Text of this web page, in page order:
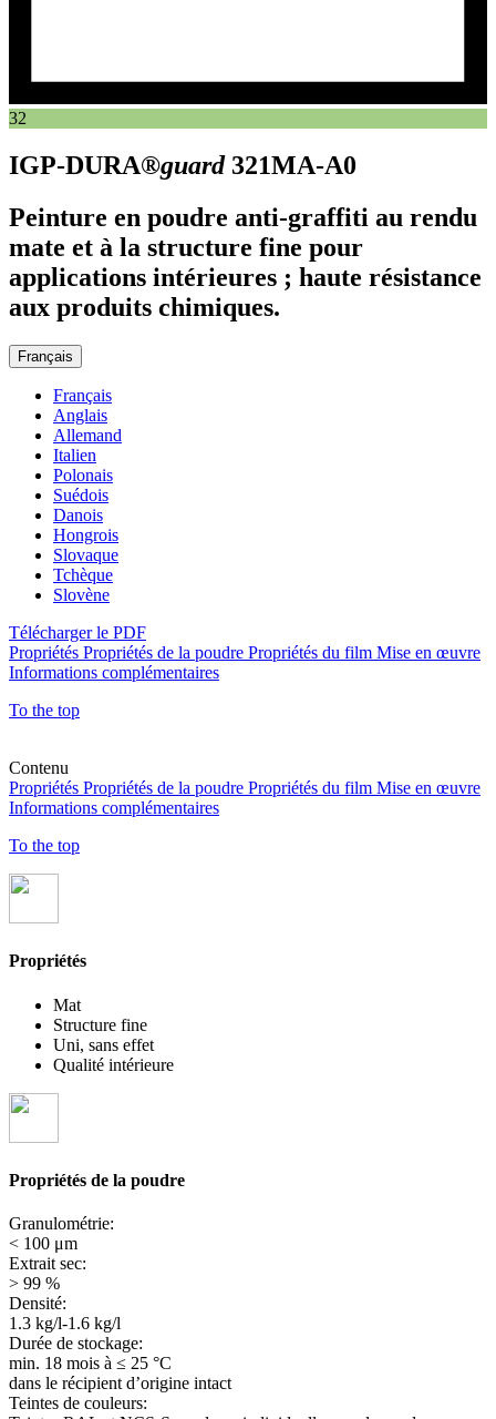
32
IGP-DURA®guard 321MA-A0
Peinture en poudre anti-graffiti au rendu
mate et à la structure fine pour
applications intérieures ; haute résistance
aux produits chimiques.
Français
Français
Anglais
Allemand
Italien
Polonais
Suédois
Danois
Hongrois
Slovaque
Tchèque
Slovène
Télécharger le PDF
Propriétés Propriétés de la poudre Propriétés du film Mise en œuvre
Informations complémentaires
To the top
Contenu
Propriétés Propriétés de la poudre Propriétés du film Mise en œuvre
Informations complémentaires
To the top
Propriétés
Mat
Structure fine
Uni, sans effet
Qualité intérieure
Propriétés de la poudre
Granulométrie:
< 100 μm
Extrait sec:
> 99 %
Densité:
1.3 kg/l-1.6 kg/l
Durée de stockage:
min. 18 mois à ≤ 25 °C
dans le récipient d’origine intact
Teintes de couleurs: